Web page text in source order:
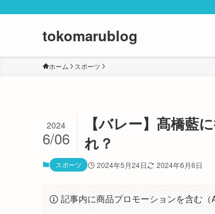
tokomarublog
ホーム スポーツ
【バレー】髙橋藍
れ？
2024
6/06
スポーツ 2024年5月24日 2024年6月6日
記事内に商品プロモーションを含む（